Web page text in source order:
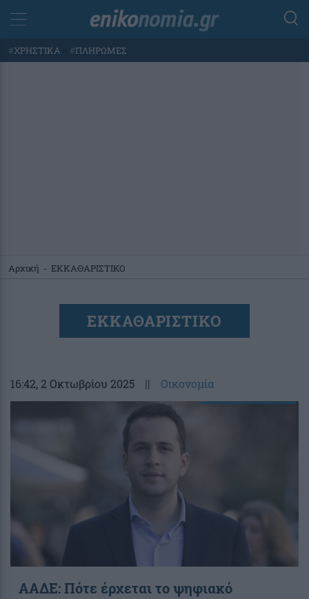
#ΧΡΗΣΤΙΚΑ #ΠΛΗΡΩΜΕΣ
Αρχική - ΕΚΚΑΘΑΡΙΣΤΙΚΟ
ΕΚΚΑΘΑΡΙΣΤΙΚΟ
16:42, 2 Οκτωβρίου 2025 || Οικονομία
ΑΑΔΕ: Πότε έρχεται το ψηφιακό